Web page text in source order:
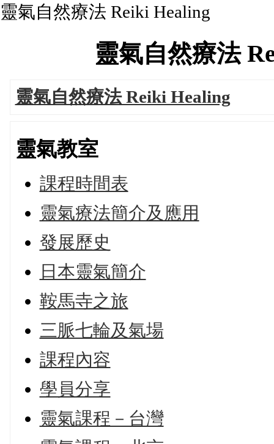
靈氣自然療法 Reiki Healing
靈氣自然療法
靈氣自然療法 Reiki Healing
靈氣教室
課程時間表
靈氣療法簡介及應用
發展歷史
日本靈氣簡介
鞍馬寺之旅
三脈七輪及氣場
課程內容
學員分享
靈氣課程－台灣